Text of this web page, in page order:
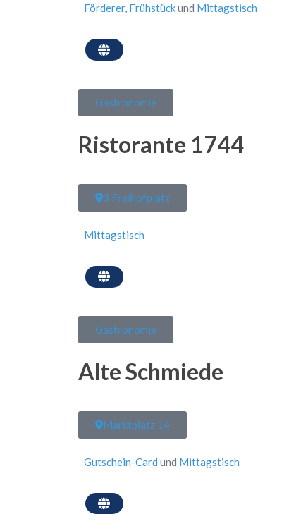
Förderer, Frühstückund Mittagstisch
Gastronomie
Ristorante 1744
3 Freihofplatz
Mittagstisch
Gastronomie
Alte Schmiede
Marktplatz 14
Gutschein-Card und Mittagstisch